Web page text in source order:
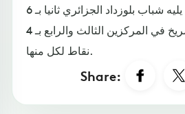
المجموعة بـ 9 نقاط ، يليه شباب بلوزداد الجزائري ثانيا بـ 6
نقاط، والزمالك والمريخ في المركزين الثالث والرابع بـ 4
نقاط لكل منها. ​​​​​​​
Share: